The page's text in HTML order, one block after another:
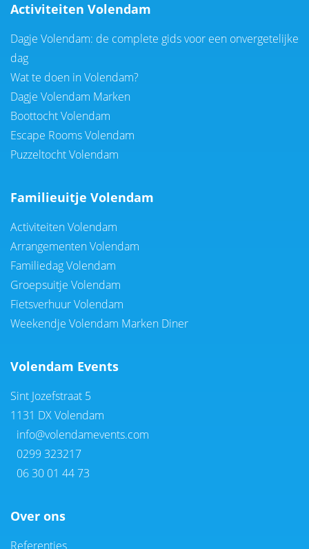
Activiteiten Volendam
Dagje Volendam: de complete gids voor een onvergetelijke
dag
Wat te doen in Volendam?
Dagje Volendam Marken
Boottocht Volendam
Escape Rooms Volendam
Puzzeltocht Volendam
Familieuitje Volendam
Activiteiten Volendam
Arrangementen Volendam
Familiedag Volendam
Groepsuitje Volendam
Fietsverhuur Volendam
Weekendje Volendam Marken Diner
Volendam Events
Sint Jozefstraat 5
1131 DX Volendam
info@volendamevents.com
0299 323217
06 30 01 44 73
Over ons
Referenties